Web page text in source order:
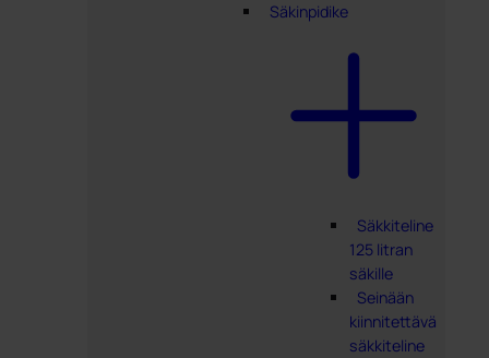
Säkinpidike
Säkkiteline
125 litran
säkille
Seinään
kiinnitettävä
säkkiteline